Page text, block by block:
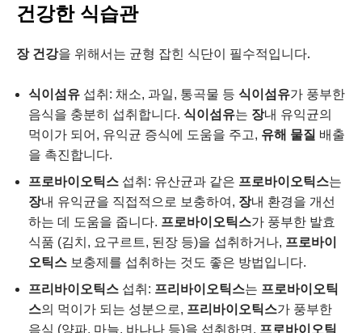
건강한 식습관
장 건강을 위해서는 균형 잡힌 식단이 필수적입니다.
식이섬유 섭취: 채소, 과일, 통곡물 등 식이섬유가 풍부한
음식을 충분히 섭취합니다. 식이섬유는 장내 유익균의
먹이가 되어, 유익균 증식에 도움을 주고, 유해 물질 배출
을 촉진합니다.
프로바이오틱스 섭취: 유산균과 같은 프로바이오틱스는
장내 유익균을 직접적으로 보충하여, 장내 환경을 개선
하는 데 도움을 줍니다. 프로바이오틱스가 풍부한 발효
식품 (김치, 요구르트, 된장 등)을 섭취하거나, 프로바이
오틱스 보충제를 섭취하는 것도 좋은 방법입니다.
프리바이오틱스 섭취: 프리바이오틱스는 프로바이오틱
스의 먹이가 되는 성분으로, 프리바이오틱스가 풍부한
음식 (양파, 마늘, 바나나 등)을 섭취하면, 프로바이오틱